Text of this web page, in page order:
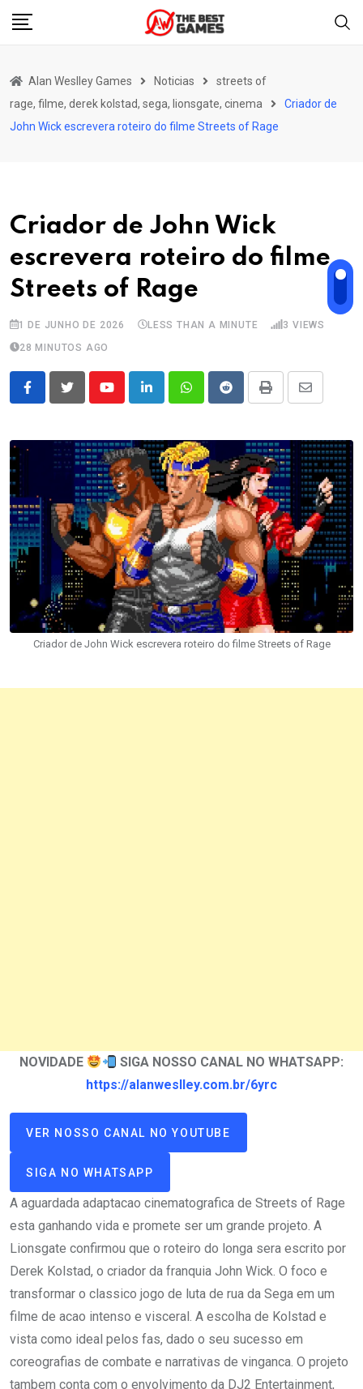
Skip
Alan Weslley Games Noticias
streets of
rage, filme, derek kolstad, sega, lionsgate, cinema
Criador de
John Wick escrevera roteiro do filme Streets of Rage
Criador de John Wick
escrevera roteiro do filme
Streets of Rage
1 DE JUNHO DE 2026 LESS THAN A MINUTE 3 VIEWS
28 MINUTOS AGO
YoutubeLinkedInWhatsappRedditPrint
Share
Email
Criador de John Wick escrevera roteiro do filme Streets of Rage
NOVIDADE
SIGA NOSSO CANAL NO WHATSAPP:
https://alanweslley.com.br/6yrc
VER NOSSO CANAL NO YOUTUBE
SIGA NO WHATSAPP
A aguardada adaptacao cinematografica de Streets of Rage
esta ganhando vida e promete ser um grande projeto. A
Lionsgate confirmou que o roteiro do longa sera escrito por
Derek Kolstad, o criador da franquia John Wick. O foco e
transformar o classico jogo de luta de rua da Sega em um
filme de acao intenso e visceral. A escolha de Kolstad e
vista como ideal pelos fas, dado o seu sucesso em
coreografias de combate e narrativas de vinganca. O projeto
tambem conta com o envolvimento da DJ2 Entertainment,